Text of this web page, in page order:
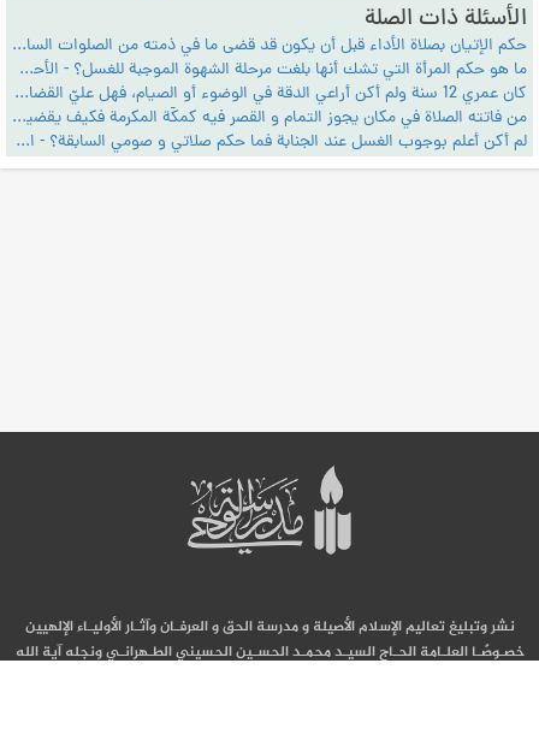
الأسئلة ذات الصلة
حكم الإتيان بصلاة الأداء قبل أن يكون قد قضى ما في ذمته من الصلوات السابقة - الأحكام الشرعية
ما هو حكم المرأة التي تشك أنها بلغت مرحلة الشهوة الموجبة للغسل؟ - الأحكام الشرعية
كان عمري 12 سنة ولم أكن أراعي الدقة في الوضوء أو الصيام، فهل عليّ القضاء؟ - الأحكام الشرعية
من فاتته الصلاة في مكان يجوز التمام و القصر فيه كمكّة المكرمة فكيف يقضيها؟ - الأحكام الشرعية
لم أكن أعلم بوجوب الغسل عند الجنابة فما حكم صلاتي و صومي السابقة؟ - الأحكام الشرعية
نشر وتبليغ تعاليم الإسلام الأصيلة و مدرسة الحق و العرفـان وآثـار الأوليـاء الإلهيين
خصـوصًـا العلـامة الحـاج السيـد محمـد الحسـين الحسيني الطـهرانـي ونجله آية الله